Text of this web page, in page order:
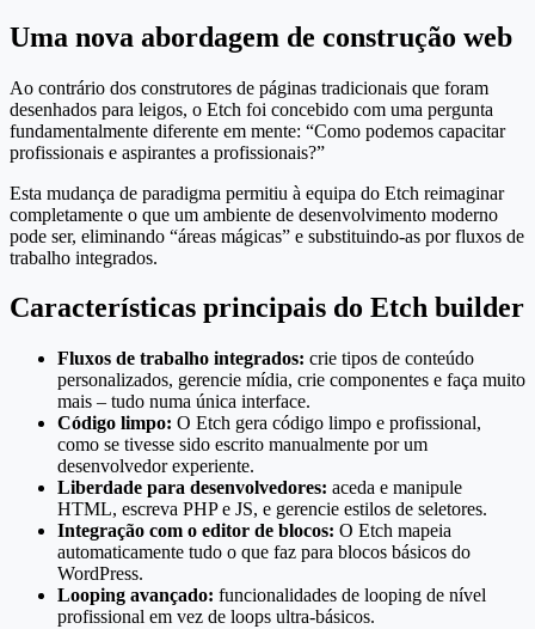
Uma nova abordagem de construção web
Ao contrário dos construtores de páginas tradicionais que foram
desenhados para leigos, o Etch foi concebido com uma pergunta
fundamentalmente diferente em mente: “Como podemos capacitar
profissionais e aspirantes a profissionais?”
Esta mudança de paradigma permitiu à equipa do Etch reimaginar
completamente o que um ambiente de desenvolvimento moderno
pode ser, eliminando “áreas mágicas” e substituindo-as por fluxos de
trabalho integrados.
Características principais do Etch builder
Fluxos de trabalho integrados: crie tipos de conteúdo
personalizados, gerencie mídia, crie componentes e faça muito
mais – tudo numa única interface.
Código limpo: O Etch gera código limpo e profissional,
como se tivesse sido escrito manualmente por um
desenvolvedor experiente.
Liberdade para desenvolvedores: aceda e manipule
HTML, escreva PHP e JS, e gerencie estilos de seletores.
Integração com o editor de blocos: O Etch mapeia
automaticamente tudo o que faz para blocos básicos do
WordPress.
Looping avançado: funcionalidades de looping de nível
profissional em vez de loops ultra-básicos.